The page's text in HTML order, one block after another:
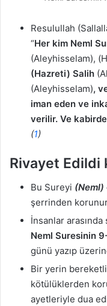
Resulullah
“Her kim Neml
(Aleyhisselam),
(Hazreti) Salih
(Aleyhisselam),
iman eden ve
verilir. Ve
(1)
Rivayet Edildi
Bu Sureyi (Neml)
şerrinden
İnsanlar arasında
Neml Suresinin
günü yazıp
Bir yerin
kötülüklerden
ayetleriyle dua